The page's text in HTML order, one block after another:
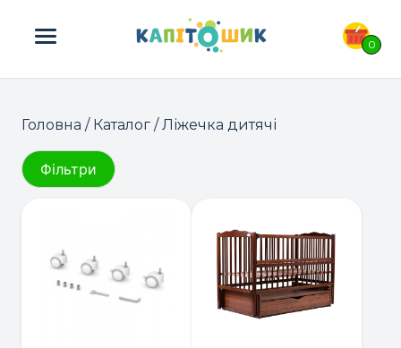
0
ПОШУК ТОВАРІВ:
Головна / Каталог / Ліжечка дитячі
Фільтри